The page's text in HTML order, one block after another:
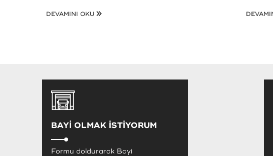
BAYİ OLMAK İSTİYORUM
Formu doldurarak Bayi